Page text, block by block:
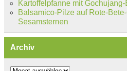
Kartoffelpfanne mit Gochujang-
Balsamico-Pilze auf Rote-
Sesamsternen
Archiv
Archiv